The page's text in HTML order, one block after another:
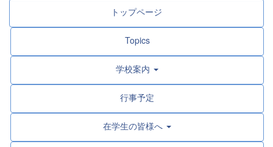
トップページ
Topics
学校案内
行事予定
在学生の皆様へ